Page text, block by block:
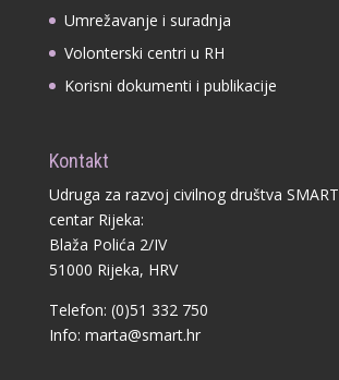
Umrežavanje i suradnja
Volonterski centri u RH
Korisni dokumenti i publikacije
Kontakt
Udruga za razvoj civilnog društva
centar Rijeka:
Blaža Polića 2/IV
51000 Rijeka, HRV
Telefon: (0)51 332 750
Info: marta@smart.hr